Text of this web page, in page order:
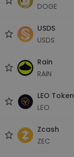
DOGE
USDS
USDS
Rain
RAIN
LEO Token
LEO
Zcash
ZEC